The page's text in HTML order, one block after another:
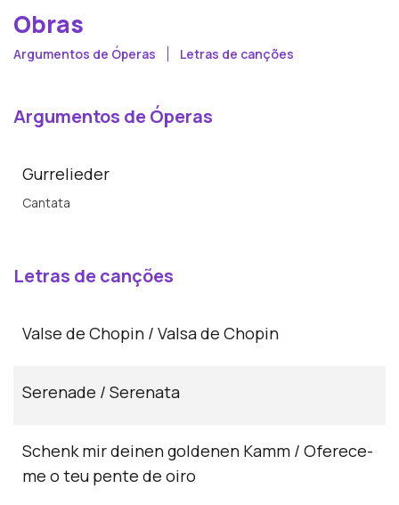
Obras
Argumentos de Óperas Letras de canções
Argumentos de Óperas
Gurrelieder
Cantata
Letras de canções
Valse de Chopin / Valsa de Chopin
Serenade / Serenata
Schenk mir deinen goldenen Kamm / Oferece-
me o teu pente de oiro